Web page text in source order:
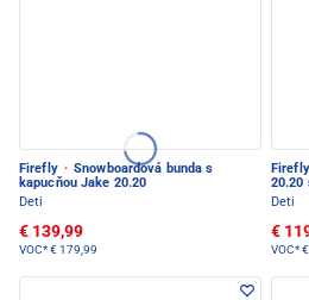
Firefly · Snowboardová bunda s
kapucňou Jake 20.20
Deti
€ 139,99
VOC*€ 179,99
Firefly
20.20
Deti
€
VOC*